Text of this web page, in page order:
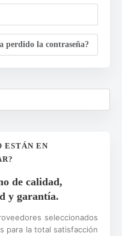
perdido la contraseña?
ESTÁN EN
de calidad,
y garantía.
seleccionados
para la total satisfacción